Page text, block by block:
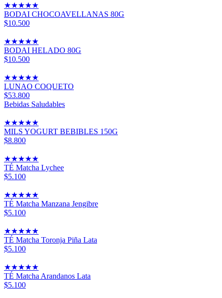
★★★★★
BODAI CHOCOAVELLANAS 80G
$10.500
★★★★★
BODAI HELADO 80G
$10.500
★★★★★
LUNAO COQUETO
$53.800
Bebidas Saludables
★★★★★
MILS YOGURT BEBIBLES 150G
$8.800
★★★★★
TÉ Matcha Lychee
$5.100
★★★★★
TÉ Matcha Manzana Jengibre
$5.100
★★★★★
TÉ Matcha Toronja Piña Lata
$5.100
★★★★★
TÉ Matcha Arandanos Lata
$5.100